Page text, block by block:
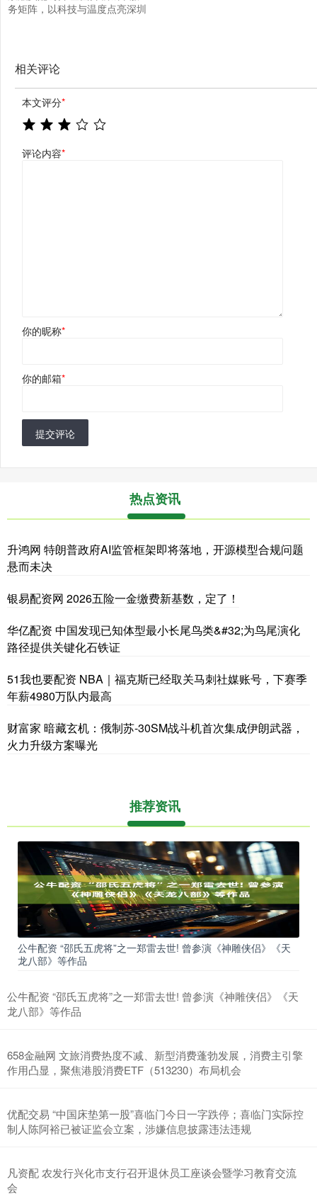
务矩阵，以科技与温度点亮深圳
相关评论
本文评分*
评论内容*
你的昵称*
你的邮箱*
提交评论
热点资讯
升鸿网 特朗普政府AI监管框架即将落地，开源模型合规问题
悬而未决
银易配资网 2026五险一金缴费新基数，定了！
华亿配资 中国发现已知体型最小长尾鸟类&#32;为鸟尾演化
路径提供关键化石铁证
51我也要配资 NBA｜福克斯已经取关马刺社媒账号，下赛季
年薪4980万队内最高
财富家 暗藏玄机：俄制苏-30SM战斗机首次集成伊朗武器，
火力升级方案曝光
推荐资讯
公牛配资 “邵氏五虎将”之一郑雷去世! 曾参演《神雕侠侣》《天
龙八部》等作品
公牛配资 “邵氏五虎将”之一郑雷去世! 曾参演《神雕侠侣》《天
龙八部》等作品
658金融网 文旅消费热度不减、新型消费蓬勃发展，消费主引擎
作用凸显，聚焦港股消费ETF（513230）布局机会
优配交易 “中国床垫第一股”喜临门今日一字跌停；喜临门实际控
制人陈阿裕已被证监会立案，涉嫌信息披露违法违规
凡资配 农发行兴化市支行召开退休员工座谈会暨学习教育交流
会